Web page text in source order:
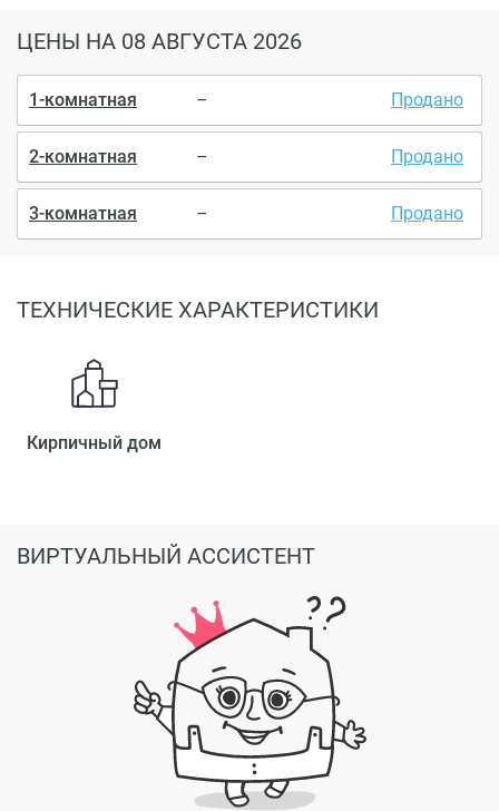
ЦЕНЫ НА 08 АВГУСТА 2026
1-комнатная – Продано
2-комнатная – Продано
3-комнатная – Продано
ТЕХНИЧЕСКИЕ ХАРАКТЕРИСТИКИ
Кирпичный дом
ВИРТУАЛЬНЫЙ АССИСТЕНТ